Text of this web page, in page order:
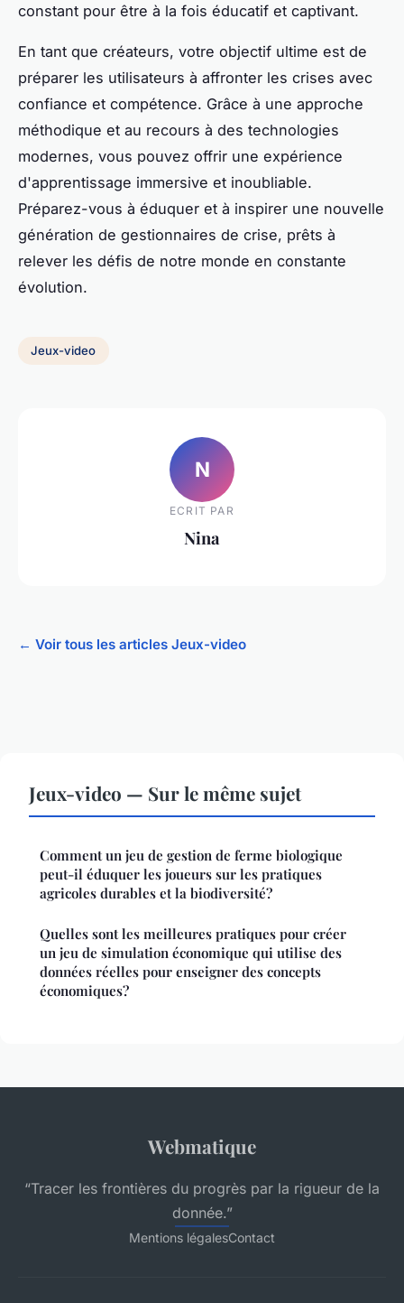
constant pour être à la fois éducatif et captivant.
En tant que créateurs, votre objectif ultime est de
préparer les utilisateurs à affronter les crises avec
confiance et compétence. Grâce à une approche
méthodique et au recours à des technologies
modernes, vous pouvez offrir une expérience
d'apprentissage immersive et inoubliable.
Préparez-vous à éduquer et à inspirer une nouvelle
génération de gestionnaires de crise, prêts à
relever les défis de notre monde en constante
évolution.
Jeux-video
N
ECRIT PAR
Nina
← Voir tous les articles Jeux-video
Jeux-video — Sur le même sujet
Comment un jeu de gestion de ferme biologique
peut-il éduquer les joueurs sur les pratiques
agricoles durables et la biodiversité?
Quelles sont les meilleures pratiques pour créer
un jeu de simulation économique qui utilise des
données réelles pour enseigner des concepts
économiques?
Webmatique
“Tracer les frontières du progrès par la rigueur de la
donnée.”
Mentions légalesContact